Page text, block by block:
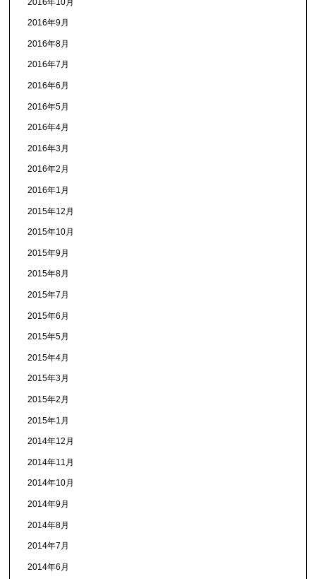
2016年9月
2016年8月
2016年7月
2016年6月
2016年5月
2016年4月
2016年3月
2016年2月
2016年1月
2015年12月
2015年10月
2015年9月
2015年8月
2015年7月
2015年6月
2015年5月
2015年4月
2015年3月
2015年2月
2015年1月
2014年12月
2014年11月
2014年10月
2014年9月
2014年8月
2014年7月
2014年6月